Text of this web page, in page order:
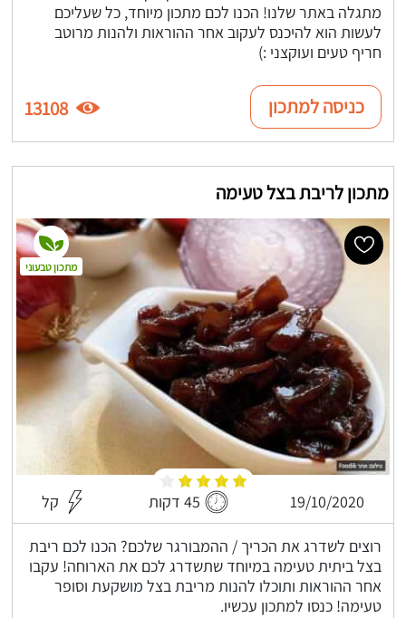
מתגלה באתר שלנו! הכנו לכם מתכון מיוחד, כל שעליכם
לעשות הוא להיכנס לעקוב אחר ההוראות ולהנות מרוטב
חריף טעים ועוקצני :)
כניסה למתכון 13108
מתכון לריבת בצל טעימה
19/10/2020 45 דקות קל
רוצים לשדרג את הכריך / ההמבורגר שלכם? הכנו לכם ריבת
בצל ביתית טעימה במיוחד שתשדרג לכם את הארוחה! עקבו
אחר ההוראות ותוכלו להנות מריבת בצל מושקעת וסופר
טעימה! כנסו למתכון עכשיו.
מתכון טבעוני